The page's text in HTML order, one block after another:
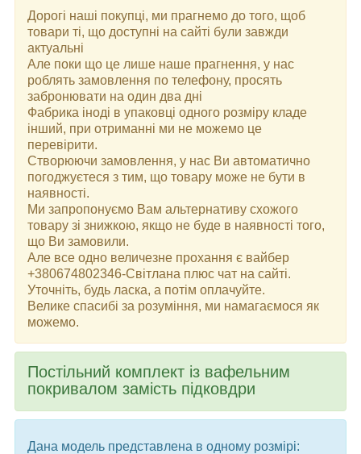
Дорогі наші покупці, ми прагнемо до того, щоб
товари ті, що доступні на сайті були завжди
актуальні
Але поки що це лише наше прагнення, у нас
роблять замовлення по телефону, просять
забронювати на один два дні
Фабрика іноді в упаковці одного розміру кладе
інший, при отриманні ми не можемо це
перевірити.
Створюючи замовлення, у нас Ви автоматично
погоджуєтеся з тим, що товару може не бути в
наявності.
Ми запропонуємо Вам альтернативу схожого
товару зі знижкою, якщо не буде в наявності того,
що Ви замовили.
Але все одно величезне прохання є вайбер
+380674802346-Світлана плюс чат на сайті.
Уточніть, будь ласка, а потім оплачуйте.
Велике спасибі за розуміння, ми намагаємося як
можемо.
Постільний комплект із вафельним
покривалом замість підковдри
Дана модель представлена ​​в одному розмірі: